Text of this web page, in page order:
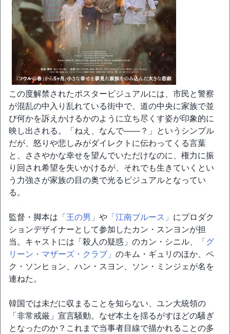
この度解禁されたポスタービジュアルには、市民と警察
が混乱の中入り乱れている街中で、道の中央に家族で並
び何かを訴えかけるかのように立ち尽くす姿が印象的に
映し出される。「ねえ、なんで――？」というシンプル
だが、怒りや悲しみがダイレクトに伝わってくる言葉
と、ささやかな幸せを望んでいただけなのに、権力に振
り回され希望を失いかけるが、それでも生きていくとい
う力強さが家族の目の奥で光るビジュアルとなってい
る。
監督・脚本は 「王の男」 や 「江南ブルース」 にプロダク
ションデザイナーとして参加したカン・スンヨンが担
当。キャストには「殺人の疑惑」のカン・シニル、
「グ
リーン・マザーズ・クラブ」 のキム・ギュリのほか、ペ
ク・ソンヒョン、ハン・スヨン、ソン・ミンジェが名を
連ねた。
韓国では未だに収まることを知らない、ユン大統領の
「非常戒厳」宣言騒動。なぜ本土を揺るがすほどの騒ぎ
となったのか？これまで当事者目線で描かれることの多